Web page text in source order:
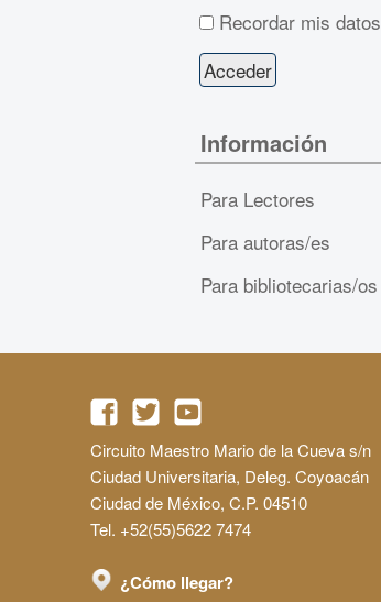
Recordar mis datos
Información
Para Lectores
Para autoras/es
Para bibliotecarias/os
Circuito Maestro Mario de la Cueva s/n
Ciudad Universitaria, Deleg. Coyoacán
Ciudad de México, C.P. 04510
Tel. +52(55)5622 7474
¿Cómo llegar?